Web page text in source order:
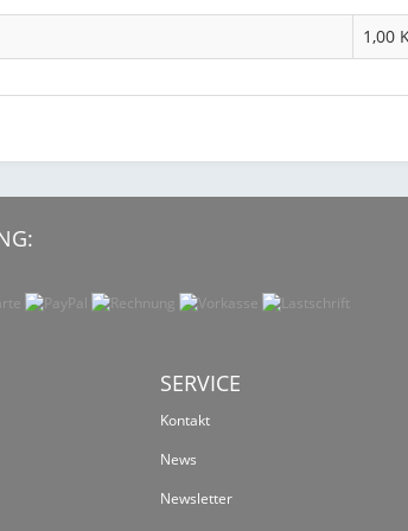
1,00
SERVICE
Kontakt
News
Newsletter